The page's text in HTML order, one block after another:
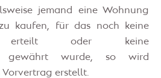
jemand eine Wohnung
kaufen, für das noch keine
erteilt oder keine
gewährt wurde, so wird
Vorvertrag erstellt.